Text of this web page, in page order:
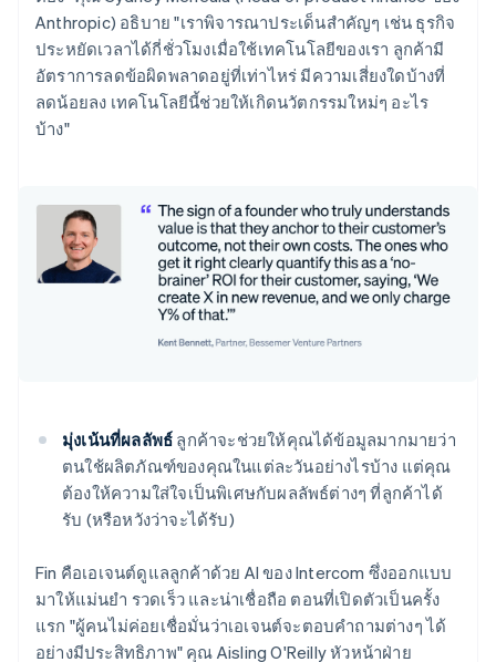
Anthropic) อธิบาย "เราพิจารณาประเด็นสำคัญๆ เช่น ธุรกิจ
ประหยัดเวลาได้กี่ชั่วโมงเมื่อใช้เทคโนโลยีของเรา ลูกค้ามี
อัตราการลดข้อผิดพลาดอยู่ที่เท่าไหร่ มีความเสี่ยงใดบ้างที่
ลดน้อยลง เทคโนโลยีนี้ช่วยให้เกิดนวัตกรรมใหม่ๆ อะไร
บ้าง"
มุ่งเน้นที่ผลลัพธ์ ลูกค้าจะช่วยให้คุณได้ข้อมูลมากมายว่า
ตนใช้ผลิตภัณฑ์ของคุณในแต่ละวันอย่างไรบ้าง แต่คุณ
ต้องให้ความใส่ใจเป็นพิเศษกับผลลัพธ์ต่างๆ ที่ลูกค้าได้
รับ (หรือหวังว่าจะได้รับ)
Fin คือเอเจนต์ดูแลลูกค้าด้วย AI ของ Intercom ซึ่งออกแบบ
มาให้แม่นยำ รวดเร็ว และน่าเชื่อถือ ตอนที่เปิดตัวเป็นครั้ง
แรก "ผู้คนไม่ค่อยเชื่อมั่นว่าเอเจนต์จะตอบคำถามต่างๆ ได้
อย่างมีประสิทธิภาพ" คุณ Aisling O'Reilly หัวหน้าฝ่าย